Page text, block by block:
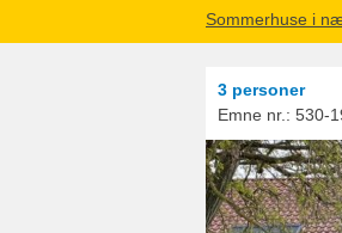
Sommerhuse i
3 personer
Emne nr.: 530-